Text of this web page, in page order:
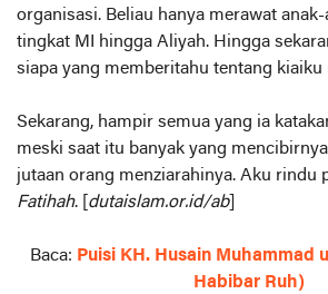
organisasi. Beliau hanya merawat
tingkat MI hingga Aliyah. Hingga
siapa yang memberitahu tentang kiaiku
Sekarang, hampir semua yang ia
meski saat itu banyak yang
jutaan orang menziarahinya. Aku rindu
Fatihah. [ dutaislam.or.id/ab]
Baca: Puisi KH. Husain Muhammad
Habibar Ruh)